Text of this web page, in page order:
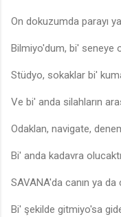
On dokuzumda parayı
Bilmiyo'dum, bi' seneye
Stüdyo, sokaklar bi'
Ve bi' anda silahların
Odaklan, navigate,
Bi' anda kadavra
SAVANA'da canın ya da
Bi' şekilde gitmiyo'sa